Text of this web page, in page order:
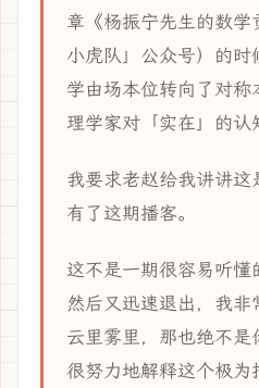
章《杨振宁先生的数
小虎队」公众号）的时
学由场本位转向了对称
理学家对「实在」的认
我要求老赵给我讲讲
有了这期播客。
这不是一期很容易听懂
然后又迅速退出，我
云里雾里，那也绝不是
很努力地解释这个极为